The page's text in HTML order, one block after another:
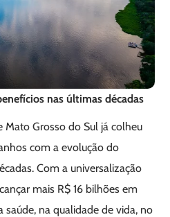
nas últimas décadas
Mato Grosso do Sul já colheu
com a evolução do
Com a universalização
mais R$ 16 bilhões em
saúde, na qualidade de vida, no